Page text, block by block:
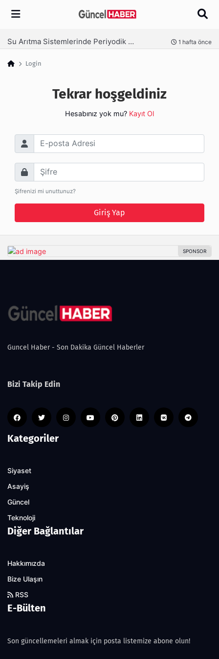
Arama
Su Arıtma Sistemlerinde Periyodik Bakım Neden Kritik? 1 hafta önce
Login
Tekrar hoşgeldiniz
Hesabınız yok mu? Kayıt Ol
E-posta Adresi
Şifre
Şifrenizi mi unuttunuz?
Giriş Yap
Guncel Haber - Son Dakika Güncel Haberler
Bizi Takip Edin
Kategoriler
Siyaset
Asayiş
Güncel
Teknoloji
Diğer Bağlantılar
Hakkımızda
Bize Ulaşın
RSS
E-Bülten
Son güncellemeleri almak için posta listemize abone olun!